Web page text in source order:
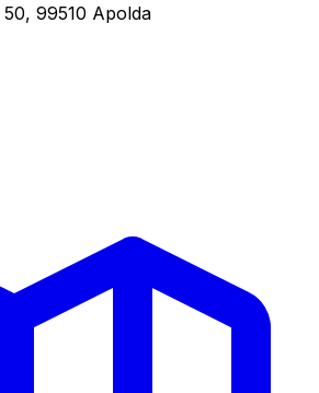
50, 99510 Apolda